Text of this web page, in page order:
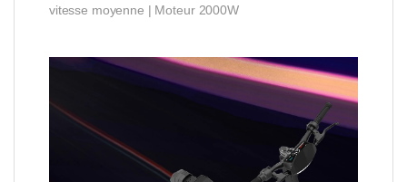
vitesse moyenne | Moteur 2000W